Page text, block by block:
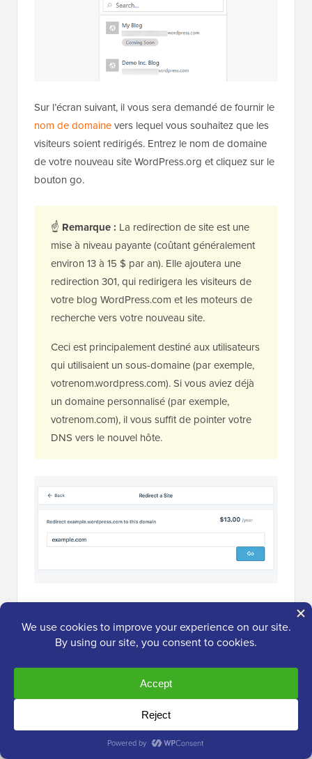
Sur l’écran suivant, il vous sera demandé de fournir le
nom de domainevers lequel vous souhaitez que les
visiteurs soient redirigés. Entrez le nom de domaine
de votre nouveau site WordPress.org et cliquez sur le
bouton go.
☝ Remarque : La redirection de site est une
mise à niveau payante (coûtant généralement
environ 13 à 15 $ par an). Elle ajoutera une
redirection 301, qui redirigera les visiteurs de
votre blog WordPress.com et les moteurs de
recherche vers votre nouveau site.
Ceci est principalement destiné aux utilisateurs
qui utilisaient un sous-domaine (par exemple,
votrenom.wordpress.com). Si vous aviez déjà
un domaine personnalisé (par exemple,
votrenom.com), il vous suffit de pointer votre
DNS vers le nouvel hôte.
temps dois-je continuer à payer pour cette
fonctionnalité de redirection hors site ?
La réponse est aussi longtemps que vous le
souhaitez. Cependant, deux ans seraient suffisants
pour que vos anciens utilisateurs mémorisent votre
nouveau nom de domaine.